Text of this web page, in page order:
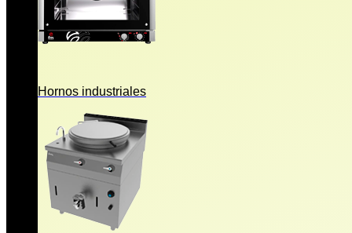
Hornos industriales